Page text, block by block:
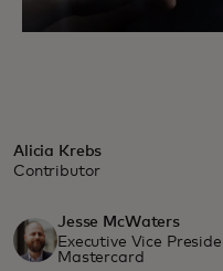
Alicia Krebs
Contributor
Jesse McWaters
Executive Vice
Mastercard